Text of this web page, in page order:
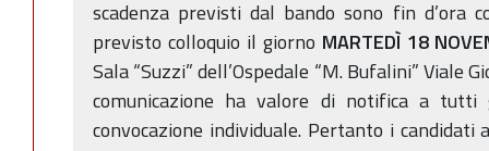
scadenza previsti dal bando sono fin d’ora
previsto colloquio il giorno MARTEDÌ 18
Sala “Suzzi” dell’Ospedale “M. Bufalini” Viale
comunicazione ha valore di notifica a
convocazione individuale. Pertanto i